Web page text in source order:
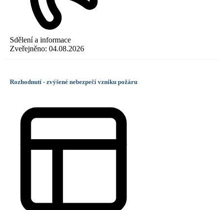
Sdělení a informace
Zveřejněno: 04.08.2026
Rozhodnutí - zvýšené nebezpečí vzniku požáru